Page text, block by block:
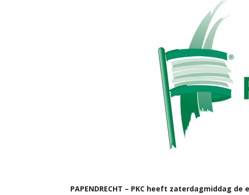
PAPENDRECHT – PKC heeft zaterdagmiddag